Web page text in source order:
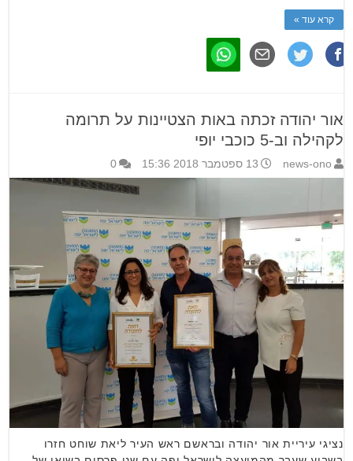
קרא עוד »
אור יהודה זכתה באות הצטיינות על תרומה
לקהילה וב-5 כוכבי יופי
news-ono 13 ספטמבר 2018 15:36 0
נציגי עיריית אור יהודה ובראשם ראש העיר ליאת שוחט חזרו